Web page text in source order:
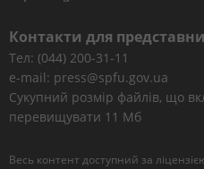
Контакти для
Тел: (044) 200-31-11
e-mail: press@spfu.gov.ua
Сукупний розмір файлів, що
перевищувати 11 Мб
Весь контент доступний за